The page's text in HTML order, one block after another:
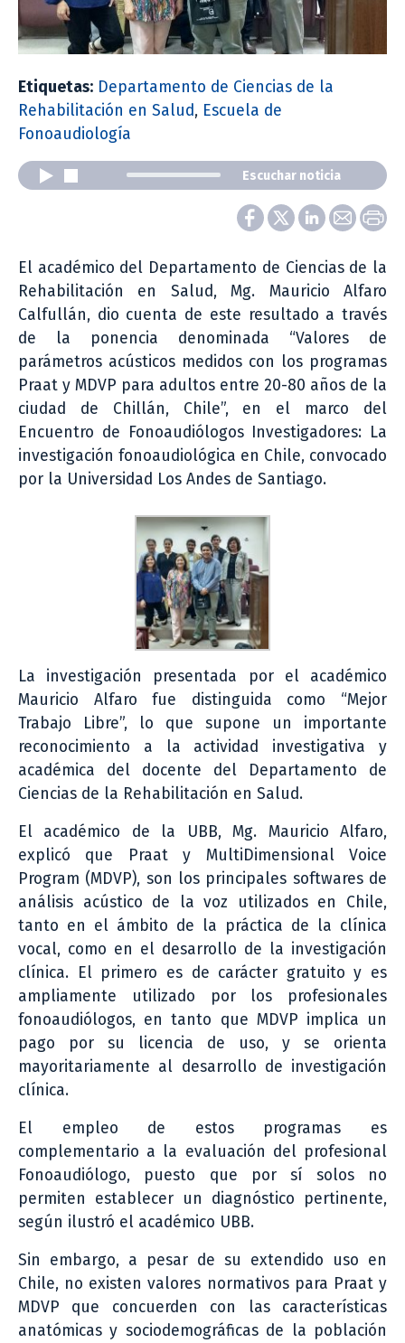
Etiquetas: Departamento de Ciencias de la
Rehabilitación en Salud, Escuela de
Fonoaudiología
Escuchar noticia
El académico del Departamento de Ciencias de la
Rehabilitación en Salud, Mg. Mauricio Alfaro
Calfullán, dio cuenta de este resultado a través
de la ponencia denominada “Valores de
parámetros acústicos medidos con los programas
Praat y MDVP para adultos entre 20-80 años de la
ciudad de Chillán, Chile”, en el marco del
Encuentro de Fonoaudiólogos Investigadores: La
investigación fonoaudiológica en Chile, convocado
por la Universidad Los Andes de Santiago.
La investigación presentada por el académico
Mauricio Alfaro fue distinguida como “Mejor
Trabajo Libre”, lo que supone un importante
reconocimiento a la actividad investigativa y
académica del docente del Departamento de
Ciencias de la Rehabilitación en Salud.
El académico de la UBB, Mg. Mauricio Alfaro,
explicó que Praat y MultiDimensional Voice
Program (MDVP), son los principales softwares de
análisis acústico de la voz utilizados en Chile,
tanto en el ámbito de la práctica de la clínica
vocal, como en el desarrollo de la investigación
clínica. El primero es de carácter gratuito y es
ampliamente utilizado por los profesionales
fonoaudiólogos, en tanto que MDVP implica un
pago por su licencia de uso, y se orienta
mayoritariamente al desarrollo de investigación
clínica.
El empleo de estos programas es
complementario a la evaluación del profesional
Fonoaudiólogo, puesto que por sí solos no
permiten establecer un diagnóstico pertinente,
según ilustró el académico UBB.
Sin embargo, a pesar de su extendido uso en
Chile, no existen valores normativos para Praat y
MDVP que concuerden con las características
anatómicas y sociodemográficas de la población